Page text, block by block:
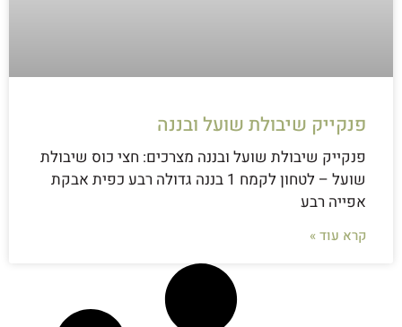
פנקייק שיבולת שועל ובננה
פנקייק שיבולת שועל ובננה מצרכים: חצי כוס שיבולת
שועל – לטחון לקמח 1 בננה גדולה רבע כפית אבקת
אפייה רבע
קרא עוד »